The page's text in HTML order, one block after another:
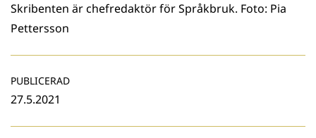
Skribenten är chefredaktör för Språkbruk. Foto: Pia
Pettersson
PUBLICERAD
27.5.2021